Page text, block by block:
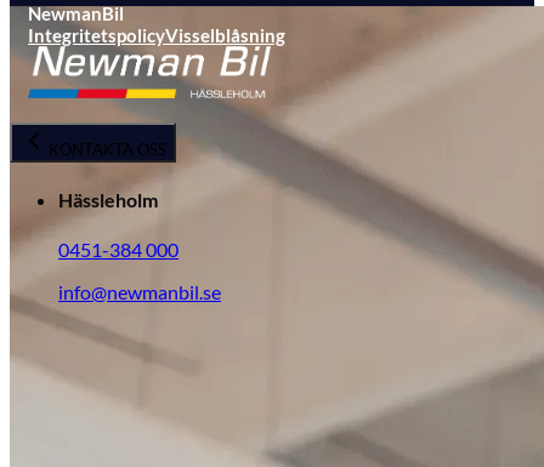
NewmanBil
IntegritetspolicyVisselblåsning
KONTAKTA OSS
Hässleholm
0451-384 000
info@newmanbil.se